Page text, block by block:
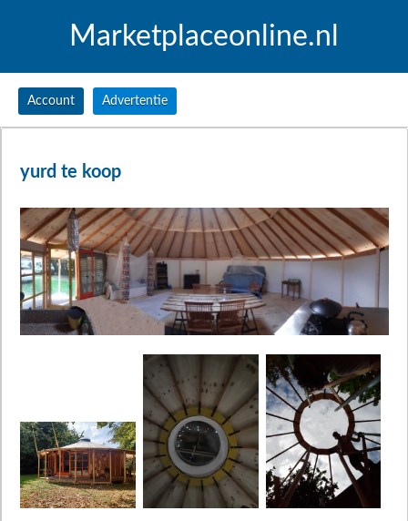
Marketplaceonline.nl
Account Advertentie
yurd te koop